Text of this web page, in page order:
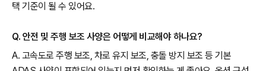
택 기준이 될 수 있어요.
Q. 안전 및 주행 보조 사양은 어떻게 비교해야 하나요?
A. 고속도로 주행 보조, 차로 유지 보조, 충돌 방지 보조 등 기본